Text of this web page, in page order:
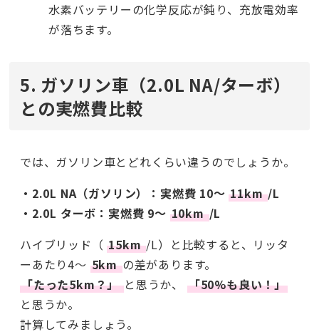
水素バッテリーの化学反応が鈍り、充放電効率
が落ちます。
5. ガソリン車（2.0L NA/ターボ）
との実燃費比較
では、ガソリン車とどれくらい違うのでしょうか。
・2.0L NA（ガソリン）：実燃費 10〜11km/L
・2.0L ターボ：実燃費 9〜 10km/L
ハイブリッド（15km/L）と比較すると、リッタ
ーあたり4〜 5kmの差があります。
「たった5km？」 と思うか、 「50%も良い！」
と思うか。
計算してみましょう。